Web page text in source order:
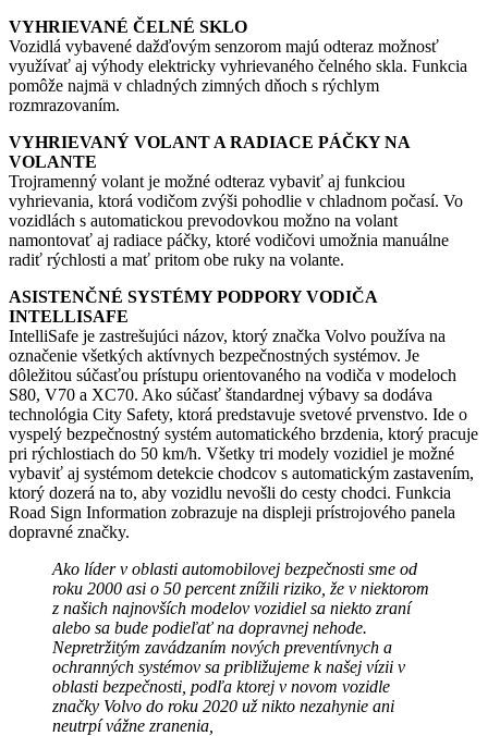
VYHRIEVANÉ ČELNÉ SKLO
Vozidlá vybavené dažďovým senzorom majú odteraz možnosť
využívať aj výhody elektricky vyhrievaného čelného skla. Funkcia
pomôže najmä v chladných zimných dňoch s rýchlym
rozmrazovaním.
VYHRIEVANÝ VOLANT A RADIACE PÁČKY NA
VOLANTE
Trojramenný volant je možné odteraz vybaviť aj funkciou
vyhrievania, ktorá vodičom zvýši pohodlie v chladnom počasí. Vo
vozidlách s automatickou prevodovkou možno na volant
namontovať aj radiace páčky, ktoré vodičovi umožnia manuálne
radiť rýchlosti a mať pritom obe ruky na volante.
ASISTENČNÉ SYSTÉMY PODPORY VODIČA
INTELLISAFE
IntelliSafe je zastrešujúci názov, ktorý značka Volvo používa na
označenie všetkých aktívnych bezpečnostných systémov. Je
dôležitou súčasťou prístupu orientovaného na vodiča v modeloch
S80, V70 a XC70. Ako súčasť štandardnej výbavy sa dodáva
technológia City Safety, ktorá predstavuje svetové prvenstvo. Ide o
vyspelý bezpečnostný systém automatického brzdenia, ktorý pracuje
pri rýchlostiach do 50 km/h. Všetky tri modely vozidiel je možné
vybaviť aj systémom detekcie chodcov s automatickým zastavením,
ktorý dozerá na to, aby vozidlu nevošli do cesty chodci. Funkcia
Road Sign Information zobrazuje na displeji prístrojového panela
dopravné značky.
Ako líder v oblasti automobilovej bezpečnosti sme od
roku 2000 asi o 50 percent znížili riziko, že v niektorom
z našich najnovších modelov vozidiel sa niekto zraní
alebo sa bude podieľať na dopravnej nehode.
Nepretržitým zavádzaním nových preventívnych a
ochranných systémov sa približujeme k našej vízii v
oblasti bezpečnosti, podľa ktorej v novom vozidle
značky Volvo do roku 2020 už nikto nezahynie ani
neutrpí vážne zranenia,